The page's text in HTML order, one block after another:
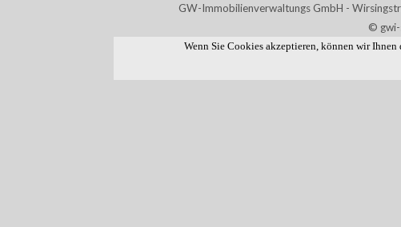
GW-Immobilienverwaltungs GmbH -
© gwi-
Wenn Sie Cookies akzeptieren, können wir